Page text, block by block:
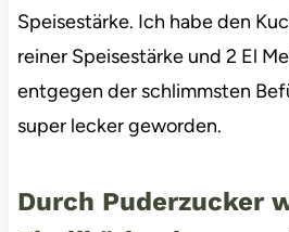
Speisestärke. Ich habe den
reiner Speisestärke und 2 El
entgegen der schlimmsten
super lecker geworden.
Durch Puderzucker